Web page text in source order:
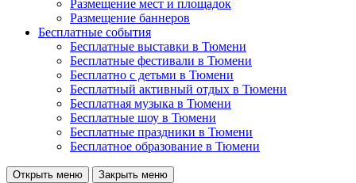
Размещение мест и площадок
Размещение баннеров
Бесплатные события
Бесплатные выставки в Тюмени
Бесплатные фестивали в Тюмени
Бесплатно с детьми в Тюмени
Бесплатный активный отдых в Тюмени
Бесплатная музыка в Тюмени
Бесплатные шоу в Тюмени
Бесплатные праздники в Тюмени
Бесплатное образование в Тюмени
Открыть меню Закрыть меню